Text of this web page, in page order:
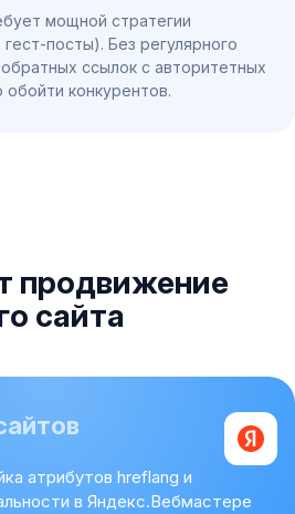
мощной стратегии
посты). Без регулярного
ссылок с авторитетных
конкурентов.
продвижение
сайта
атрибутов hreflang и
в Яндекс.Вебмастере